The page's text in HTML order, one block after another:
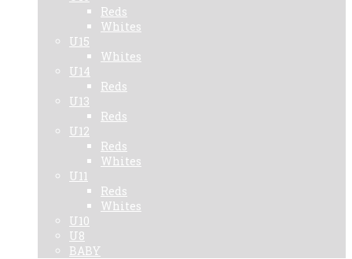
Reds
Whites
U15
Whites
U14
Reds
U13
Reds
U12
Reds
Whites
U11
Reds
Whites
U10
U8
BABY